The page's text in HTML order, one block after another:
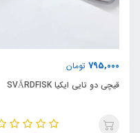
795,000 تومان
قیچی دو تایی ایکیا SVÄRDFISK